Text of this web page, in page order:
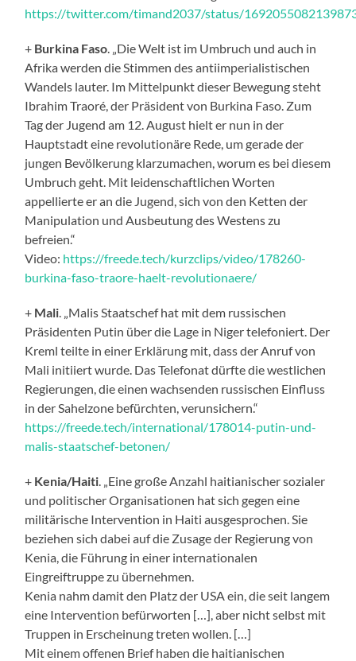
https://twitter.com/timand2037/status/
+ Burkina Faso . „Die Welt ist im Umbruch und auch in
Afrika werden die Stimmen des antiimperialistischen
Wandels lauter. Im Mittelpunkt dieser Bewegung steht
Ibrahim Traoré, der Präsident von Burkina Faso. Zum
Tag der Jugend am 12. August hielt er nun in der
Hauptstadt eine revolutionäre Rede, um gerade der
jungen Bevölkerung klarzumachen, worum es bei diesem
Umbruch geht. Mit leidenschaftlichen Worten
appellierte er an die Jugend, sich von den Ketten der
Manipulation und Ausbeutung des Westens zu
befreien.“
Video: https://freede.tech/kurzclips/video/178260-
burkina-faso-traore-haelt-revolutionaere/
+ Mali . „Malis Staatschef hat mit dem russischen
Präsidenten Putin über die Lage in Niger telefoniert. Der
Kreml teilte in einer Erklärung mit, dass der Anruf von
Mali initiiert wurde. Das Telefonat dürfte die westlichen
Regierungen, die einen wachsenden russischen Einfluss
in der Sahelzone befürchten, verunsichern.“
https://freede.tech/international/178014-putin-und-
malis-staatschef-betonen/
+ Kenia/Haiti . „Eine große Anzahl haitianischer sozialer
und politischer Organisationen hat sich gegen eine
militärische Intervention in Haiti ausgesprochen. Sie
beziehen sich dabei auf die Zusage der Regierung von
Kenia, die Führung in einer internationalen
Eingreiftruppe zu übernehmen.
Kenia nahm damit den Platz der USA ein, die seit langem
eine Intervention befürworten […], aber nicht selbst mit
Truppen in Erscheinung treten wollen. […]
Mit einem offenen Brief haben die haitianischen